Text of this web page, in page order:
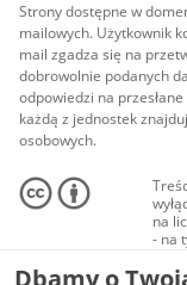
Strony dostępne w
mailowych. Użytkownik
mail zgadza się na
dobrowolnie podanych
odpowiedzi na
każdą z jednostek
osobowych.
na
- na
Dbamy o